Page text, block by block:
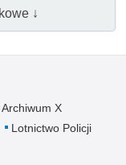
↓
Archiwum X
Lotnictwo Policji